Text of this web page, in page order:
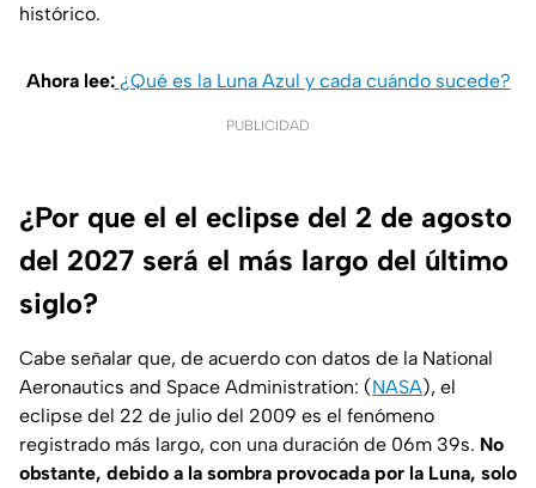
histórico.
Ahora lee: ¿Qué es la Luna Azul y cada cuándo sucede?
PUBLICIDAD
¿Por que el el eclipse del 2 de agosto
del 2027 será el más largo del último
siglo?
Cabe señalar que, de acuerdo con datos de la National
Aeronautics and Space Administration: (NASA), el
eclipse del 22 de julio del 2009 es el fenómeno
registrado más largo, con una duración de 06m 39s. No
obstante, debido a la sombra provocada por la Luna, solo